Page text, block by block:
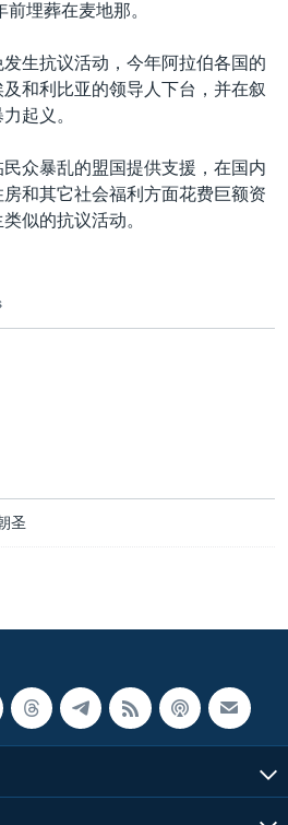
埋葬在麦地那。
生抗议活动，今年阿拉伯各国的
和利比亚的领导人下台，并在叙
起义。
众暴乱的盟国提供支援，在国内
和其它社会福利方面花费巨额资
似的抗议活动。
圣